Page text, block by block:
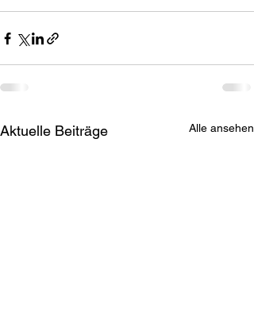
Aktuelle Beiträge Alle ansehen